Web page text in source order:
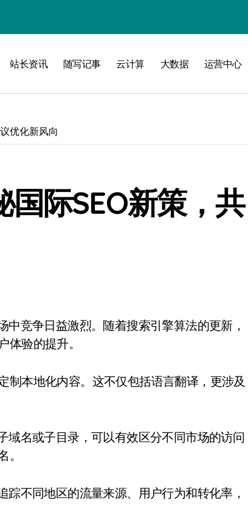
站长资讯 随写记事 云计算 大数据 运营中心
优化新风向
际SEO新策，共
验的提升。
制本地化内容。这不仅包括语言翻译，更涉及
域名或子目录，可以有效区分不同市场的访问
不同地区的流量来源、用户行为和转化率，